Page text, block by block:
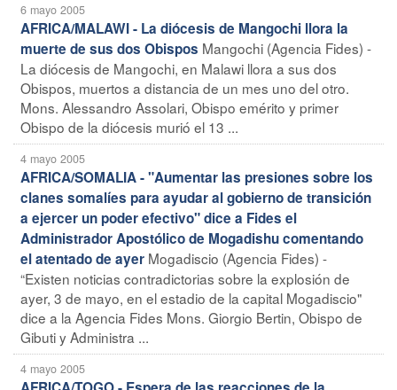
6 mayo 2005
AFRICA/MALAWI - La diócesis de Mangochi llora la
muerte de sus dos Obispos Mangochi (Agencia Fides) -
La diócesis de Mangochi, en Malawi llora a sus dos
Obispos, muertos a distancia de un mes uno del otro.
Mons. Alessandro Assolari, Obispo emérito y primer
Obispo de la diócesis murió el 13 ...
4 mayo 2005
AFRICA/SOMALIA - "Aumentar las presiones sobre los
clanes somalíes para ayudar al gobierno de transición
a ejercer un poder efectivo" dice a Fides el
Administrador Apostólico de Mogadishu comentando
el atentado de ayer Mogadiscio (Agencia Fides) -
“Existen noticias contradictorias sobre la explosión de
ayer, 3 de mayo, en el estadio de la capital Mogadiscio"
dice a la Agencia Fides Mons. Giorgio Bertin, Obispo de
Gibuti y Administra ...
4 mayo 2005